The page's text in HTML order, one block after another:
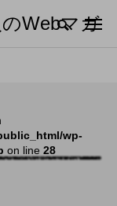
Webマガ
wp-
on line 28